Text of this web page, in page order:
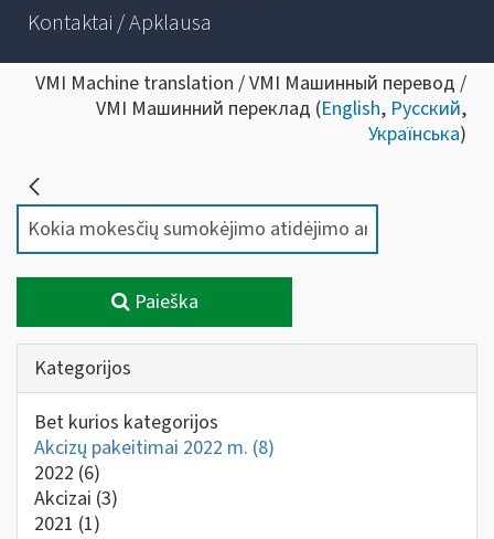
Kontaktai / Apklausa
VMI Machine translation / VMI Машинный перевод /
VMI Машинний переклад (English, Русский,
Українська)
Paieška
Kategorijos
Bet kurios kategorijos
Akcizų pakeitimai 2022 m. (8)
2022 (6)
Akcizai (3)
2021 (1)